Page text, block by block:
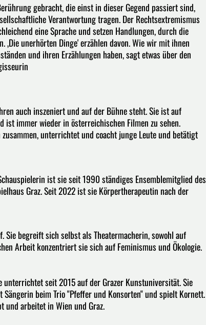
gebracht, die einst in dieser Gegend passiert sind,
Verantwortung tragen. Der Rechtsextremismus
eine Sprache und setzen Handlungen, durch die
unerhörten Dinge' erzählen davon. Wie wir mit ihnen
und ihren Erzählungen haben, sagt etwas über den
auch inszeniert und auf der Bühne steht. Sie ist auf
ist immer wieder in österreichischen Filmen zu sehen.
unterrichtet und coacht junge Leute und betätigt
ist sie seit 1990 ständiges Ensemblemitglied des
Graz. Seit 2022 ist sie Körpertherapeutin nach der
Sie begreift sich selbst als Theatermacherin, sowohl auf
Arbeit konzentriert sie sich auf Feminismus und Ökologie.
seit 2015 auf der Grazer Kunstuniversität. Sie
beim Trio "Pfeffer und Konsorten" und spielt Kornett.
und arbeitet in Wien und Graz.